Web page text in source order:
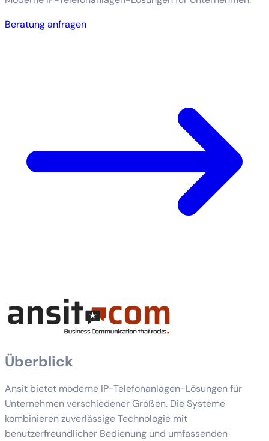
Beratung anfragen
Überblick
Ansit bietet moderne IP-Telefonanlagen-Lösungen für
Unternehmen verschiedener Größen. Die Systeme
kombinieren zuverlässige Technologie mit
benutzerfreundlicher Bedienung und umfassenden